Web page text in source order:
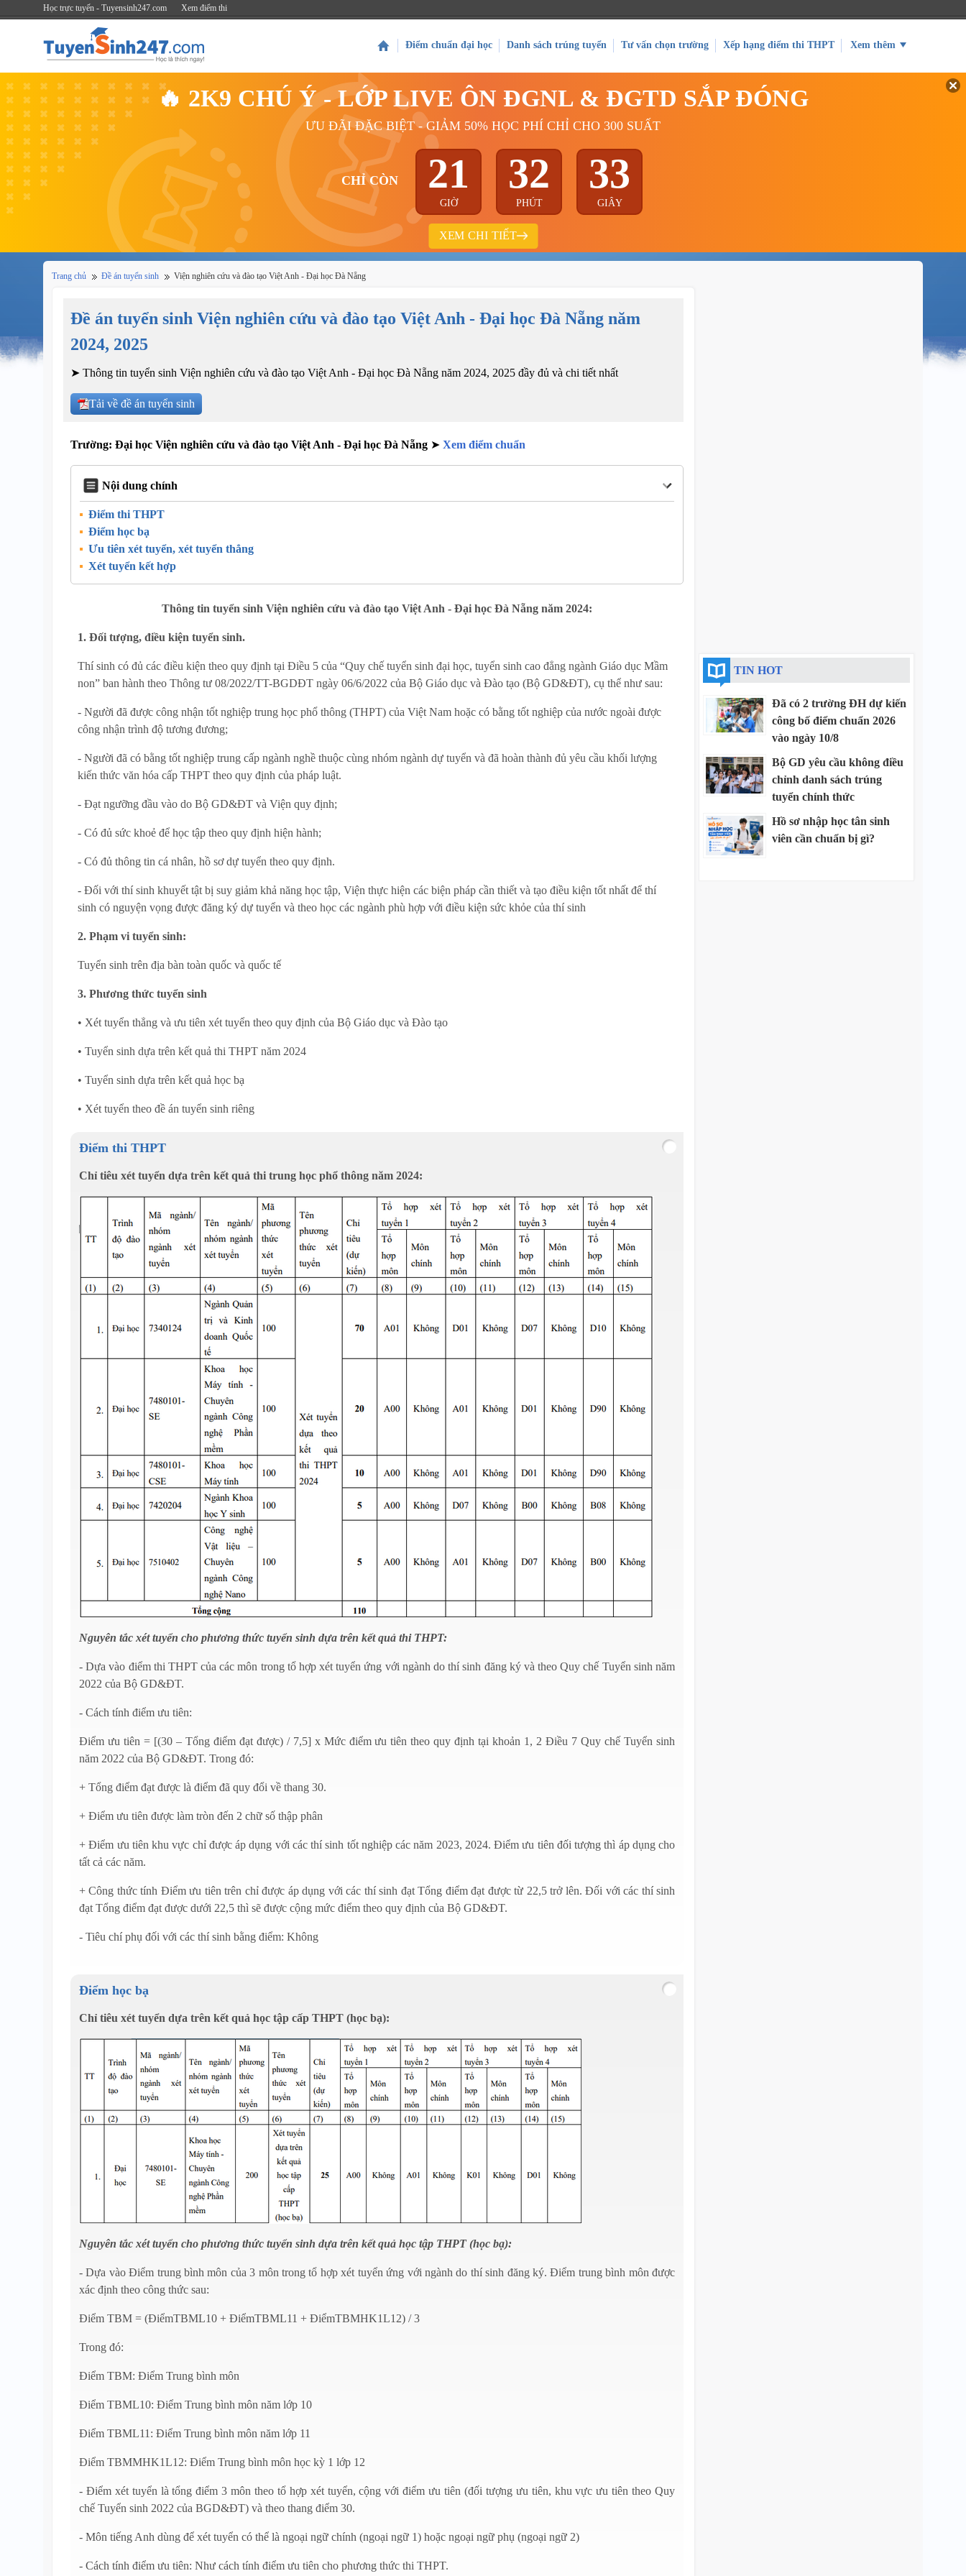
Học trực tuyến - Tuyensinh247.com Xem điểm thi
Điểm chuẩn đại học Danh sách trúng tuyển Tư vấn chọn trường Xếp hạng điểm thi THPT Xem thêm
🔥 2K9 CHÚ Ý - LỚP LIVE ÔN ĐGNL & ĐGTD SẮP ĐÓNG
ƯU ĐÃI ĐẶC BIỆT - GIẢM 50% HỌC PHÍ CHỈ CHO 300 SUẤT
CHỈ CÒN 21
GIỜ
32
PHÚT
32
GIÂY
XEM CHI TIẾT
Trang chủ Đề án tuyển sinh Viện nghiên cứu và đào tạo Việt Anh - Đại học Đà Nẵng
Đề án tuyển sinh Viện nghiên cứu và đào tạo Việt Anh - Đại học Đà Nẵng năm
2024, 2025
➤ Thông tin tuyển sinh Viện nghiên cứu và đào tạo Việt Anh - Đại học Đà Nẵng năm 2024, 2025 đầy đủ và chi tiết nhất
Tải về đề án tuyển sinh
Trường: Đại học Viện nghiên cứu và đào tạo Việt Anh - Đại học Đà Nẵng ➤ Xem điểm chuẩn
Nội dung chính
Điểm thi THPT
Điểm học bạ
Ưu tiên xét tuyển, xét tuyển thẳng
Xét tuyển kết hợp
Thông tin tuyển sinh Viện nghiên cứu và đào tạo Việt Anh - Đại học Đà Nẵng năm 2024:
1. Đối tượng, điều kiện tuyển sinh.
Thí sinh có đủ các điều kiện theo quy định tại Điều 5 của “Quy chế tuyển sinh đại học, tuyển sinh cao đẳng ngành Giáo dục Mầm
non” ban hành theo Thông tư 08/2022/TT-BGDĐT ngày 06/6/2022 của Bộ Giáo dục và Đào tạo (Bộ GD&ĐT), cụ thể như sau:
- Người đã được công nhận tốt nghiệp trung học phổ thông (THPT) của Việt Nam hoặc có bằng tốt nghiệp của nước ngoài được
công nhận trình độ tương đương;
- Người đã có bằng tốt nghiệp trung cấp ngành nghề thuộc cùng nhóm ngành dự tuyển và đã hoàn thành đủ yêu cầu khối lượng
kiến thức văn hóa cấp THPT theo quy định của pháp luật.
- Đạt ngưỡng đầu vào do Bộ GD&ĐT và Viện quy định;
- Có đủ sức khoẻ để học tập theo quy định hiện hành;
- Có đủ thông tin cá nhân, hồ sơ dự tuyển theo quy định.
- Đối với thí sinh khuyết tật bị suy giảm khả năng học tập, Viện thực hiện các biện pháp cần thiết và tạo điều kiện tốt nhất để thí
sinh có nguyện vọng được đăng ký dự tuyển và theo học các ngành phù hợp với điều kiện sức khỏe của thí sinh
2. Phạm vi tuyển sinh:
Tuyển sinh trên địa bàn toàn quốc và quốc tế
3. Phương thức tuyển sinh
• Xét tuyển thẳng và ưu tiên xét tuyển theo quy định của Bộ Giáo dục và Đào tạo
• Tuyển sinh dựa trên kết quả thi THPT năm 2024
• Tuyển sinh dựa trên kết quả học bạ
• Xét tuyển theo đề án tuyển sinh riêng
Điểm thi THPT
Chỉ tiêu xét tuyển dựa trên kết quả thi trung học phổ thông năm 2024:
Nguyên tắc xét tuyển cho phương thức tuyển sinh dựa trên kết quả thi THPT:
- Dựa vào điểm thi THPT của các môn trong tổ hợp xét tuyển ứng với ngành do thí sinh đăng ký và theo Quy chế Tuyển sinh năm
2022 của Bộ GD&ĐT.
- Cách tính điểm ưu tiên:
Điểm ưu tiên = [(30 – Tổng điểm đạt được) / 7,5] x Mức điểm ưu tiên theo quy định tại khoản 1, 2 Điều 7 Quy chế Tuyển sinh
năm 2022 của Bộ GD&ĐT. Trong đó:
+ Tổng điểm đạt được là điểm đã quy đổi về thang 30.
+ Điểm ưu tiên được làm tròn đến 2 chữ số thập phân
+ Điểm ưu tiên khu vực chỉ được áp dụng với các thí sinh tốt nghiệp các năm 2023, 2024. Điểm ưu tiên đối tượng thì áp dụng cho
tất cả các năm.
+ Công thức tính Điểm ưu tiên trên chỉ được áp dụng với các thí sinh đạt Tổng điểm đạt được từ 22,5 trở lên. Đối với các thí sinh
đạt Tổng điểm đạt được dưới 22,5 thì sẽ được cộng mức điểm theo quy định của Bộ GD&ĐT.
- Tiêu chí phụ đối với các thí sinh bằng điểm: Không
Điểm học bạ
Chỉ tiêu xét tuyển dựa trên kết quả học tập cấp THPT (học bạ):
Nguyên tắc xét tuyển cho phương thức tuyển sinh dựa trên kết quả học tập THPT (học bạ):
- Dựa vào Điểm trung bình môn của 3 môn trong tổ hợp xét tuyển ứng với ngành do thí sinh đăng ký. Điểm trung bình môn được
xác định theo công thức sau:
Điểm TBM = (ĐiểmTBML10 + ĐiểmTBML11 + ĐiểmTBMHK1L12) / 3
Trong đó:
Điểm TBM: Điểm Trung bình môn
Điểm TBML10: Điểm Trung bình môn năm lớp 10
Điểm TBML11: Điểm Trung bình môn năm lớp 11
Điểm TBMMHK1L12: Điểm Trung bình môn học kỳ 1 lớp 12
- Điểm xét tuyển là tổng điểm 3 môn theo tổ hợp xét tuyển, cộng với điểm ưu tiên (đối tượng ưu tiên, khu vực ưu tiên theo Quy
chế Tuyển sinh 2022 của BGD&ĐT) và theo thang điểm 30.
- Môn tiếng Anh dùng để xét tuyển có thể là ngoại ngữ chính (ngoại ngữ 1) hoặc ngoại ngữ phụ (ngoại ngữ 2)
- Cách tính điểm ưu tiên: Như cách tính điểm ưu tiên cho phương thức thi THPT.
TIN HOT
Đã có 2 trường ĐH dự kiến
công bố điểm chuẩn 2026
vào ngày 10/8
Bộ GD yêu cầu không điều
chỉnh danh sách trúng
tuyển chính thức
Hồ sơ nhập học tân sinh
viên cần chuẩn bị gì?